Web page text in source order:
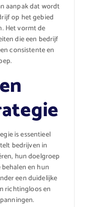
aanpak dat wordt
op het gebied
Het vormt de
die een bedrijf
consistente en
is essentieel
bedrijven in
hun doelgroep
en hun
een duidelijke
richtingloos en